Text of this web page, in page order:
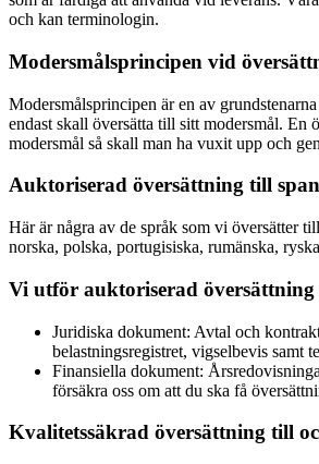
och kan terminologin.
Modersmålsprincipen vid
Modersmålsprincipen är en av
endast skall översätta till sitt modersmål. En
modersmål så skall man ha vuxit upp och
Auktoriserad översättning till
Här är några av de språk som vi översätter
norska, polska, portugisiska, rumänska,
Vi utför auktoriserad
Juridiska dokument: Avtal och
belastningsregistret, vigselbevis samt
Finansiella dokument:
försäkra oss om att du ska få
Kvalitetssäkrad översättning till